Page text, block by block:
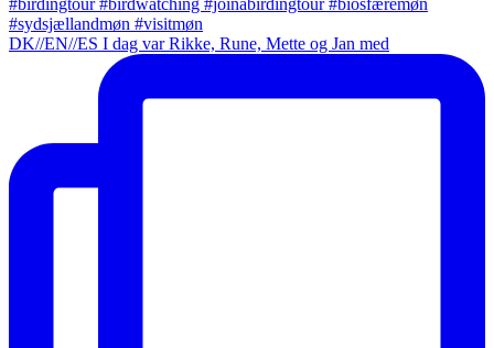
DK//EN//ES I dag var Rikke, Rune, Mette og Jan med